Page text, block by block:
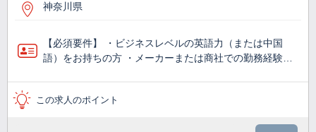
神奈川県
【必須要件】 ・ビジネスレベルの英語力（または中国
語）をお持ちの方 ・メーカーまたは商社での勤務経験…
この求人のポイント